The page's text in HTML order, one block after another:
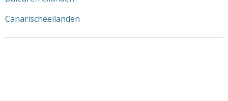
Canarischeeilanden